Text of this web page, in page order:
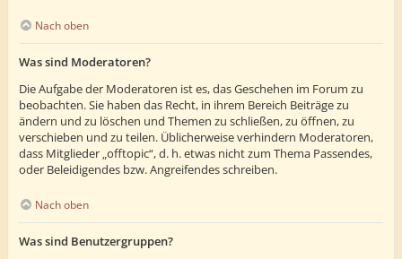
Nach oben
Was sind Moderatoren?
Die Aufgabe der Moderatoren ist es, das Geschehen im Forum zu
beobachten. Sie haben das Recht, in ihrem Bereich Beiträge zu
ändern und zu löschen und Themen zu schließen, zu öffnen, zu
verschieben und zu teilen. Üblicherweise verhindern Moderatoren,
dass Mitglieder „offtopic“, d. h. etwas nicht zum Thema Passendes,
oder Beleidigendes bzw. Angreifendes schreiben.
Nach oben
Was sind Benutzergruppen?